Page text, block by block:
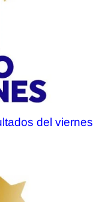
del viernes